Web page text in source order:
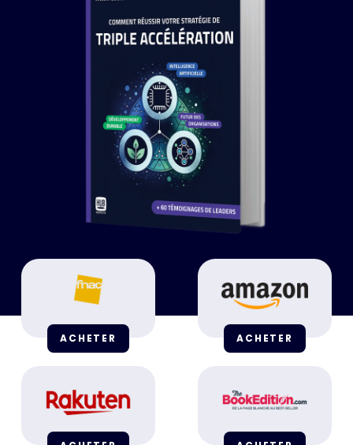
ACHETER ACHETER